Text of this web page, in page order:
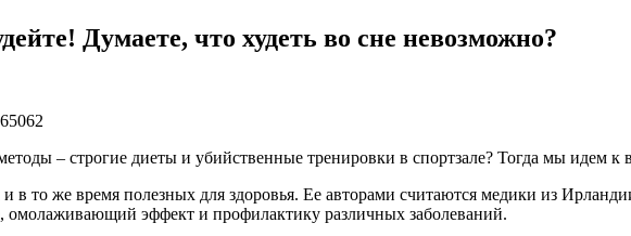
Думаете, что худеть во сне невозможно?
– строгие диеты и убийственные тренировки в спортзале? Тогда мы идем к
в то же время полезных для здоровья. Ее авторами считаются медики из
омолаживающий эффект и профилактику различных заболеваний.